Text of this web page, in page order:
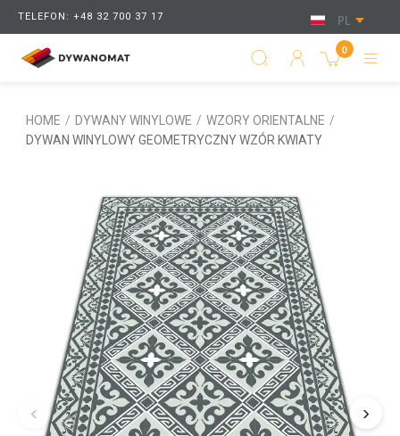
TELEFON: +48 32 700 37 17 PL
0
HOME / DYWANY WINYLOWE / WZORY ORIENTALNE /
DYWAN WINYLOWY GEOMETRYCZNY WZÓR KWIATY
‹ ›